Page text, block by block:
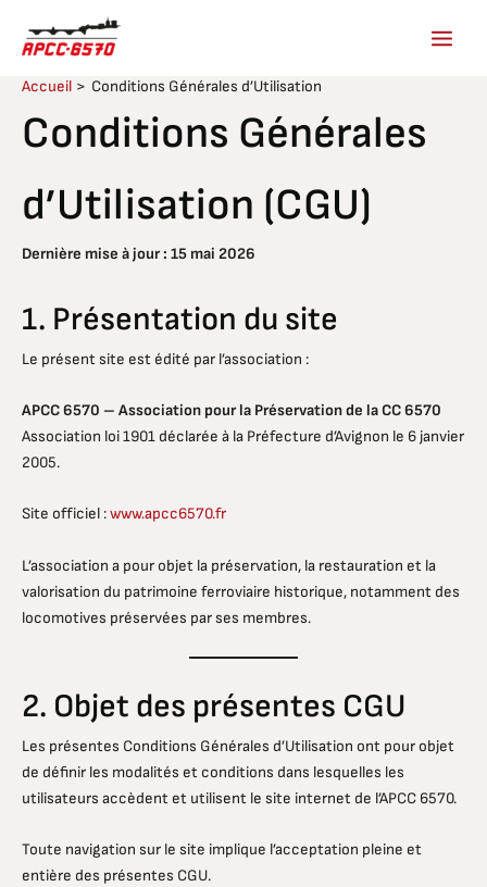
Accueil
Conditions Générales d’Utilisation
Conditions Générales
d’Utilisation (CGU)
Dernière mise à jour : 15 mai 2026
1. Présentation du site
Le présent site est édité par l’association :
APCC 6570 – Association pour la Préservation de la CC 6570
Association loi 1901 déclarée à la Préfecture d’Avignon le 6 janvier
2005.
Site officiel :www.apcc6570.fr
L’association a pour objet la préservation, la restauration et la
valorisation du patrimoine ferroviaire historique, notamment des
locomotives préservées par ses membres.
2. Objet des présentes CGU
Les présentes Conditions Générales d’Utilisation ont pour objet
de définir les modalités et conditions dans lesquelles les
utilisateurs accèdent et utilisent le site internet de l’APCC 6570.
Toute navigation sur le site implique l’acceptation pleine et
entière des présentes CGU.